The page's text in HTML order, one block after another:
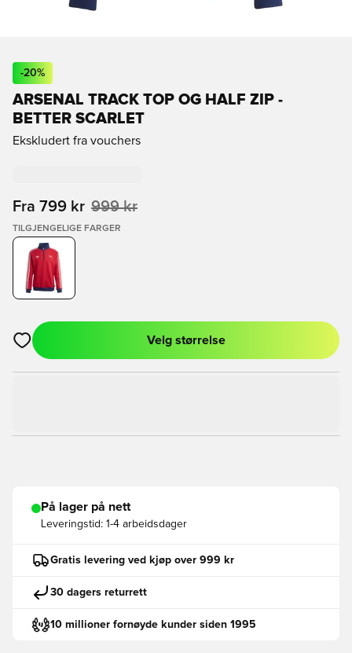
-20%
ARSENAL TRACK TOP OG HALF ZIP -
BETTER SCARLET
Ekskludert fra vouchers
Fra 799 kr 999 kr
TILGJENGELIGE FARGER
Åpner en Modal for å logge inn eller registrere deg som
Velg størrelse
På lager på nett
Leveringstid: 1-4 arbeidsdager
Gratis levering ved kjøp over 999 kr
30 dagers returrett
10 millioner fornøyde kunder siden 1995